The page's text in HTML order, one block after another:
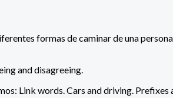
formas de caminar de una
and disagreeing.
Link words. Cars and driving. Prefixes